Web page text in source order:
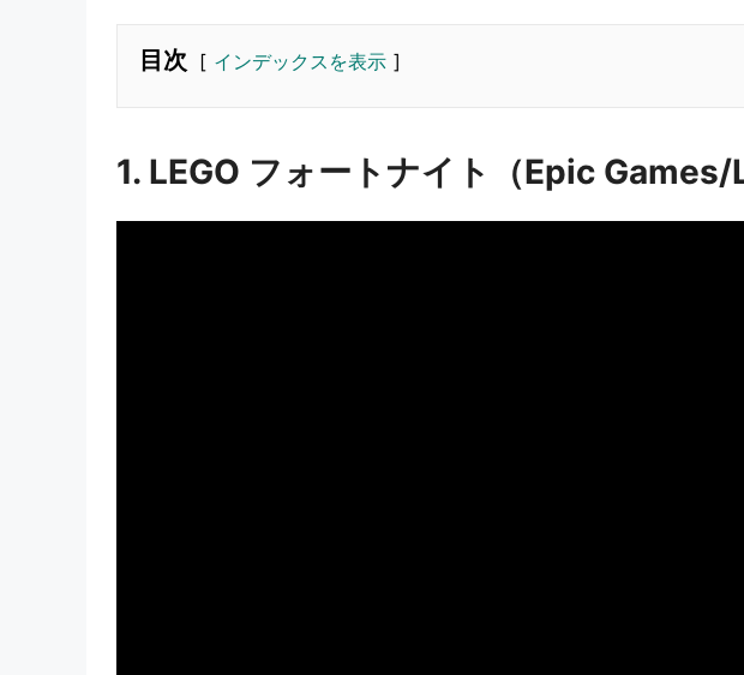
目次 インデックスを表示
1. LEGO フォートナイト（Epic Games/